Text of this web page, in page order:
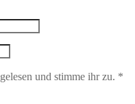
gelesen und stimme ihr zu. *